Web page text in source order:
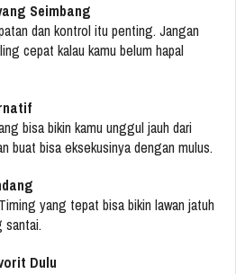
Seimbang
dan kontrol itu penting. Jangan
cepat kalau kamu belum hapal
bisa bikin kamu unggul jauh dari
buat bisa eksekusinya dengan mulus.
yang tepat bisa bikin lawan jatuh
santai.
Dulu